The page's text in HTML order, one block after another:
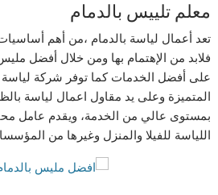
معلم تلييس بالدمام
تعد أعمال لياسة بالدمام ،من أهم
فلابد من الإهتمام بها ومن خلال أفضل
على أفضل الخدمات كما توفر شركة لياسة
المتميزة وعلى يد مقاول اعمال لياسة
بمستوى عالي من الخدمة، ويقدم عامل
اللياسة للفيلا والمنزل وغيرها من